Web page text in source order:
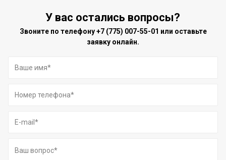
У вас остались вопросы?
Звоните по телефону+7 (775) 007-55-01 или оставьте
заявку онлайн.